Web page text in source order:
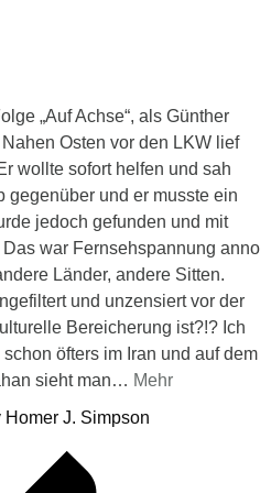
„Auf Achse“, als Günther
Osten vor den LKW lief
wollte sofort helfen und sah
gegenüber und er musste ein
jedoch gefunden und mit
war Fernsehspannung anno
Länder, andere Sitten.
und unzensiert vor der
Bereicherung ist?!? Ich
öfters im Iran und auf dem
sieht man… Mehr
Homer J. Simpson